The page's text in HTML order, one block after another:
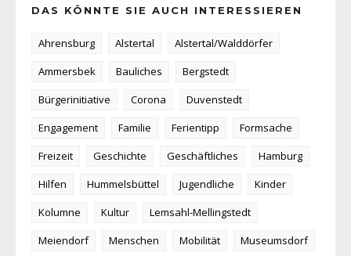
DAS KÖNNTE SIE AUCH INTERESSIEREN
Ahrensburg Alstertal
Alstertal/Walddörfer
Ammersbek
Bauliches
Bergstedt
Bürgerinitiative
Corona
Duvenstedt
Engagement
Familie Ferientipp
Formsache
Freizeit
Geschichte Geschäftliches
Hamburg
Hilfen
Hummelsbüttel Jugendliche
Kinder
Kolumne
Kultur
Lemsahl-Mellingstedt
Meiendorf
Menschen Mobilität
Museumsdorf